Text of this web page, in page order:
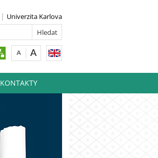
Univerzita Karlova
KONTAKTY